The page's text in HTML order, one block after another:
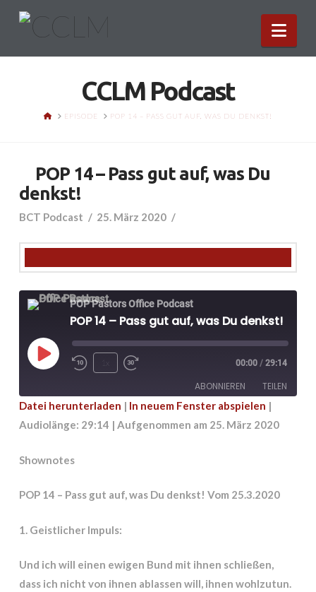
CCLM Podcast
HOMEEPISODE POP 14 – PASS GUT AUF, WAS DU DENKST!
POP 14 – Pass gut auf, was Du
denkst!
BCT Podcast 25. März 2020
POP Pastors Office Podcast
POP 14 – Pass gut auf, was Du denkst!
Play
00:00 / 29:14
ABONNIEREN TEILEN
TEILEN
LINK
Datei herunterladen | In neuem Fenster abspielen |
Audiolänge: 29:14 | Aufgenommen am 25. März 2020
Shownotes
POP 14 – Pass gut auf, was Du denkst! Vom 25.3.2020
1. Geistlicher Impuls:
Und ich will einen ewigen Bund mit ihnen schließen,
dass ich nicht von ihnen ablassen will, ihnen wohlzutun.